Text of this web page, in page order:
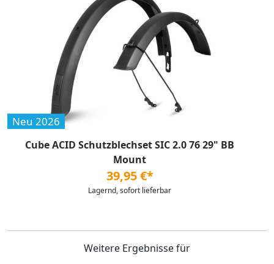
Neu 2026
Cube ACID Schutzblechset SIC 2.0 76 29" BB
Mount
39,95 €*
Lagernd, sofort lieferbar
Weitere Ergebnisse für